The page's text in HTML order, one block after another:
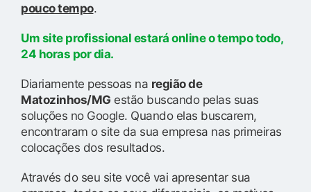
pouco tempo.
Um site profissional estará online o tempo todo,
24 horas por dia.
Diariamente pessoas na região de
Matozinhos/MG estão buscando pelas suas
soluções no Google. Quando elas buscarem,
encontraram o site da sua empresa nas primeiras
colocações dos resultados.
Através do seu site você vai apresentar sua